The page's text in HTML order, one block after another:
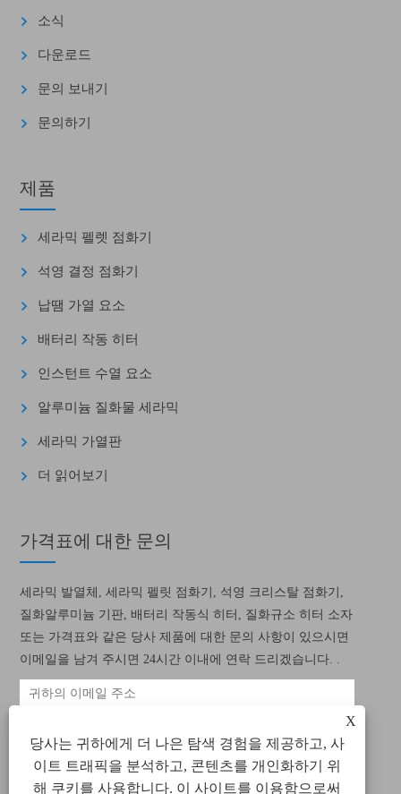
X
당사는 귀하에게 더 나은 탐색 경험을 제공하고, 사
이트 트래픽을 분석하고, 콘텐츠를 개인화하기 위
해 쿠키를 사용합니다. 이 사이트를 이용함으로써
소식
다운로드
문의 보내기
문의하기
제품
세라믹 펠렛 점화기
석영 결정 점화기
납땜 가열 요소
배터리 작동 히터
인스턴트 수열 요소
알루미늄 질화물 세라믹
세라믹 가열판
더 읽어보기
가격표에 대한 문의
세라믹 발열체, 세라믹 펠릿 점화기, 석영 크리스탈 점화기,
질화알루미늄 기판, 배터리 작동식 히터, 질화규소 히터 소자
또는 가격표와 같은 당사 제품에 대한 문의 사항이 있으시면
이메일을 남겨 주시면 24시간 이내에 연락 드리겠습니다. .